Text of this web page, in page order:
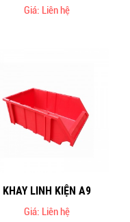
Giá: Liên hệ
KHAY LINH KIỆN A9
Giá: Liên hệ